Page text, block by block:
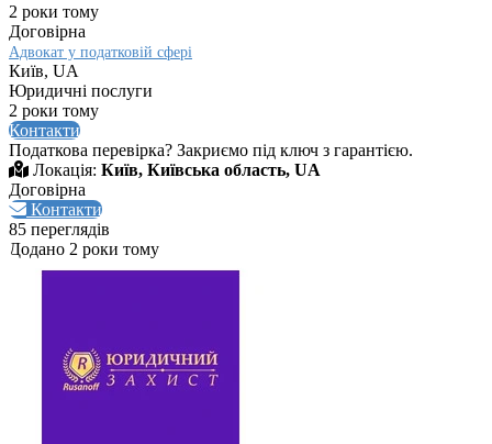
2 роки тому
Договірна
Адвокат у податковій сфері
Київ, UA
Юридичні послуги
2 роки тому
Контакти
Податкова перевірка? Закриємо під ключ з гарантією.
Локація: Київ, Київська область, UA
Договірна
Контакти
85 переглядів
Додано 2 роки тому